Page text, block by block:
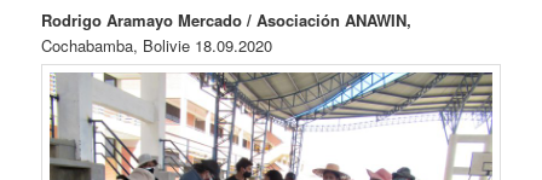
Rodrigo Aramayo Mercado / Asociación ANAWIN,
Cochabamba, Bolivie 18.09.2020